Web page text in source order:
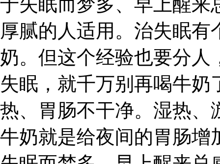
厚腻的人适用。治失眠
奶。但这个经验也要分人
失眠，就千万别再喝牛
热、胃肠不干净。湿热、
牛奶就是给夜间的胃肠增